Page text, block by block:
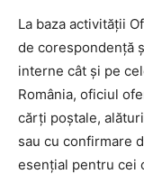
La baza activității
de corespondență
interne cât și pe
România, oficiul
cărți poștale,
sau cu confirmare
esențial pentru cei